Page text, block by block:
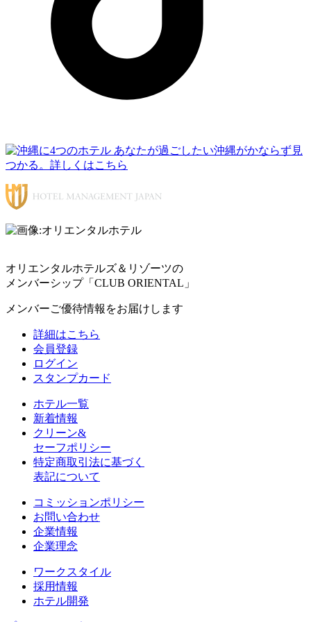
オリエンタルホテルズ＆リゾーツの
メンバーシップ「CLUB ORIENTAL」
メンバーご優待情報をお届けします
詳細はこちら
会員登録
ログイン
スタンプカード
ホテル一覧
新着情報
クリーン&
セーフポリシー
特定商取引法に基づく
表記について
コミッションポリシー
お問い合わせ
企業情報
企業理念
ワークスタイル
採用情報
ホテル開発